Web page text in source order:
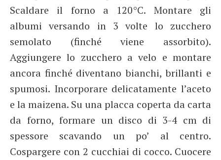
Scaldare il forno a 120°C. Montare gli
albumi versando in 3 volte lo zucchero
semolato (finché viene assorbito).
Aggiungere lo zucchero a velo e montare
ancora finché diventano bianchi, brillanti e
spumosi. Incorporare delicatamente l’aceto
e la maizena. Su una placca coperta da carta
da forno, formare un disco di 3-4 cm di
spessore scavando un po’ al centro.
Cospargere con 2 cucchiai di cocco. Cuocere